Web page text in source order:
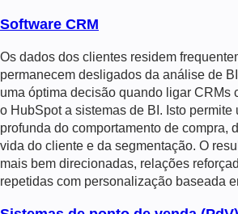
Software CRM
Os dados dos clientes residem
permanecem desligados da análise de
uma óptima decisão quando ligar CRMs
o HubSpot a sistemas de BI. Isto permite
profunda do comportamento de compra,
vida do cliente e da segmentação. O
mais bem direcionadas, relações
repetidas com personalização baseada